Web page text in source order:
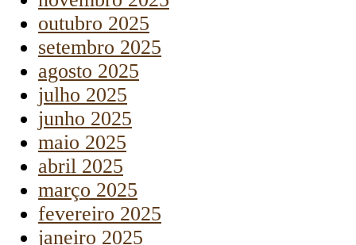
outubro 2025
setembro 2025
agosto 2025
julho 2025
junho 2025
maio 2025
abril 2025
março 2025
fevereiro 2025
janeiro 2025